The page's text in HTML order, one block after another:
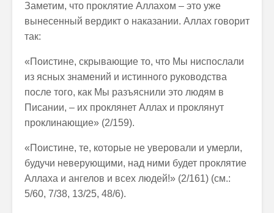
Заметим, что проклятие Аллахом – это уже
вынесенный вердикт о наказании. Аллах говорит
так:
«Поистине, скрывающие то, что Мы ниспослали
из ясных знамений и истинного руководства
после того, как Мы разъяснили это людям в
Писании, – их проклянет Аллах и проклянут
проклинающие» (2/159).
«Поистине, те, которые не уверовали и умерли,
будучи неверующими, над ними будет проклятие
Аллаха и ангелов и всех людей!» (2/161) (см.:
5/60, 7/38, 13/25, 48/6).